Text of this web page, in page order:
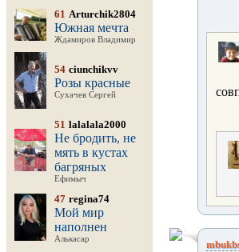
61 Arturchik2804
Южная мечта
Ждамиров Владимир
54 ciunchikvv
Розы красные
Сухачев Сергей
51 lalalala2000
Не бродить, не
мять в кустах
багряных
Ефимыч
47 regina74
Мой мир
наполнен
Алькасар